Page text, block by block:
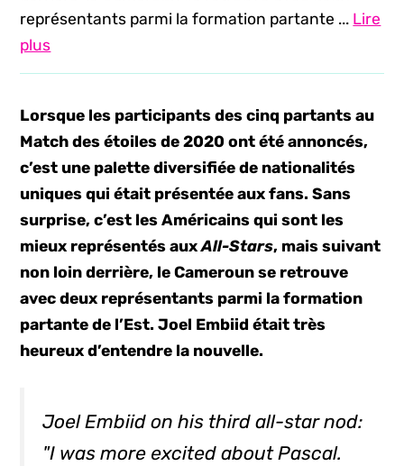
représentants parmi la formation partante ... Lire
plus
Lorsque les participants des cinq partants au
Match des étoiles de 2020 ont été annoncés,
c’est une palette diversifiée de nationalités
uniques qui était présentée aux fans. Sans
surprise, c’est les Américains qui sont les
mieux représentés auxAll-Stars, mais suivant
non loin derrière, le Cameroun se retrouve
avec deux représentants parmi la formation
partante de l’Est. Joel Embiid était très
heureux d’entendre la nouvelle.
Joel Embiid on his third all-star nod:
"I was more excited about Pascal.